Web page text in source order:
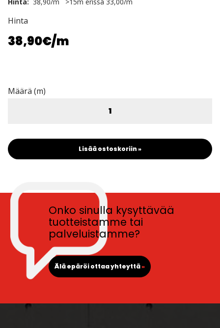
Hinta
38,90€/m
Määrä (m)
Lisää ostoskoriin »
Onko sinulla kysyttävää
tuotteistamme tai
palveluistamme?
Älä epäröi ottaa yhteyttä»